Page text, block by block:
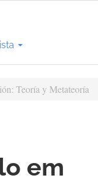
Teoría y Metateoría
em